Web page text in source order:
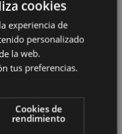
cookies
experiencia de
personalizado
la web.
tus preferencias.
Cookies de
rendimiento